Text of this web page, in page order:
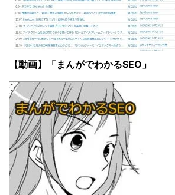
【動画】「まんがでわかるSEO」